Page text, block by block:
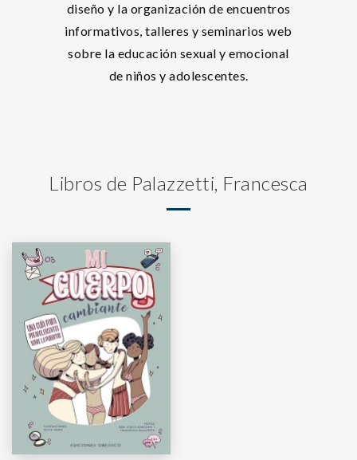
diseño y la organización de encuentros
informativos, talleres y seminarios web
sobre la educación sexual y emocional
de niños y adolescentes.
Libros de Palazzetti, Francesca